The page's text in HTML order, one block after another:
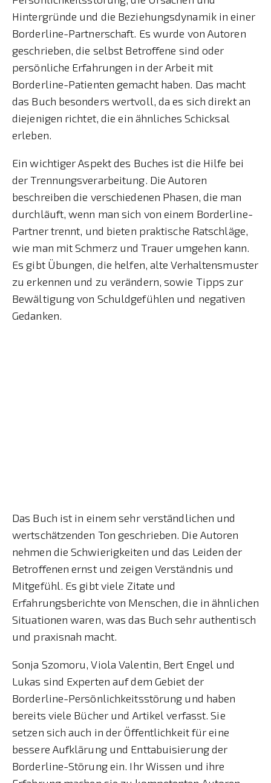
Hintergründe und die Beziehungsdynamik in einer
Borderline-Partnerschaft. Es wurde von Autoren
geschrieben, die selbst Betroffene sind oder
persönliche Erfahrungen in der Arbeit mit
Borderline-Patienten gemacht haben. Das macht
das Buch besonders wertvoll, da es sich direkt an
diejenigen richtet, die ein ähnliches Schicksal
erleben.
Ein wichtiger Aspekt des Buches ist die Hilfe bei
der Trennungsverarbeitung. Die Autoren
beschreiben die verschiedenen Phasen, die man
durchläuft, wenn man sich von einem Borderline-
Partner trennt, und bieten praktische Ratschläge,
wie man mit Schmerz und Trauer umgehen kann.
Es gibt Übungen, die helfen, alte Verhaltensmuster
zu erkennen und zu verändern, sowie Tipps zur
Bewältigung von Schuldgefühlen und negativen
Gedanken.
Das Buch ist in einem sehr verständlichen und
wertschätzenden Ton geschrieben. Die Autoren
nehmen die Schwierigkeiten und das Leiden der
Betroffenen ernst und zeigen Verständnis und
Mitgefühl. Es gibt viele Zitate und
Erfahrungsberichte von Menschen, die in ähnlichen
Situationen waren, was das Buch sehr authentisch
und praxisnah macht.
Sonja Szomoru, Viola Valentin, Bert Engel und
Lukas sind Experten auf dem Gebiet der
Borderline-Persönlichkeitsstörung und haben
bereits viele Bücher und Artikel verfasst. Sie
setzen sich auch in der Öffentlichkeit für eine
bessere Aufklärung und Enttabuisierung der
Borderline-Störung ein. Ihr Wissen und ihre